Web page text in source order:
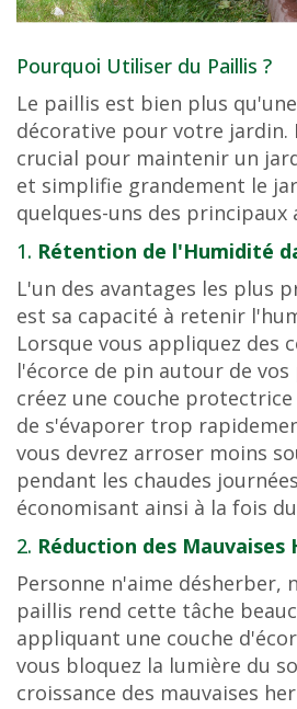
Pourquoi Utiliser du Paillis ?
Le paillis est bien plus
décorative pour votre jardin.
crucial pour maintenir un
et simplifie grandement le
quelques-uns des principaux
1. Rétention de l'Humidité
L'un des avantages les plus
est sa capacité à retenir
Lorsque vous appliquez des
l'écorce de pin autour de vos
créez une couche
de s'évaporer trop
vous devrez arroser moins
pendant les chaudes
économisant ainsi à la fois
2. Réduction des Mauvaises
Personne n'aime désherber,
paillis rend cette tâche
appliquant une couche
vous bloquez la lumière du
croissance des mauvaises